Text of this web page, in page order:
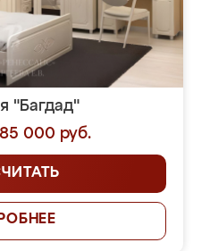
"Багдад"
000 руб.